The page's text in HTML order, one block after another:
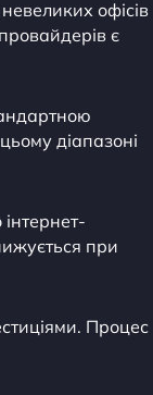
офісів
є
діапазоні
при
Процес